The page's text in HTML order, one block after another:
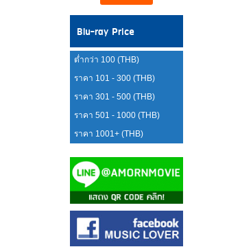
Blu-ray Price
ต่ำกว่า 100 (THB)
ราคา 101 - 300 (THB)
ราคา 301 - 500 (THB)
ราคา 501 - 1000 (THB)
ราคา 1001+ (THB)